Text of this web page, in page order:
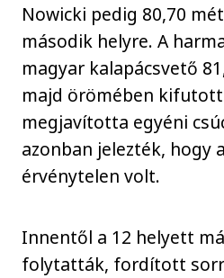
Nowicki pedig 80,70
második helyre. A
magyar kalapácsvető
majd örömében kifutott
megjavította egyéni
azonban jelezték, hogy
érvénytelen volt.
Innentől a 12 helyett
folytatták, fordított